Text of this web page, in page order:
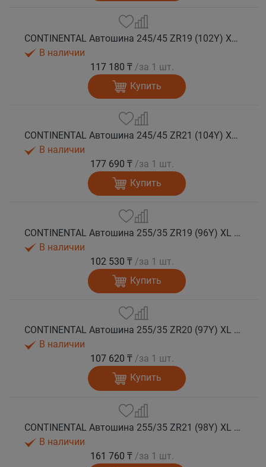
CONTINENTAL Автошина 245/45 ZR19 (102Y) XL FR SportContact 7 лето
В наличии
117 180 ₸ /за 1 шт.
Купить
CONTINENTAL Автошина 245/45 ZR21 (104Y) XL FR SportContact 7 лето
В наличии
177 690 ₸ /за 1 шт.
Купить
CONTINENTAL Автошина 255/35 ZR19 (96Y) XL FR SportContact 7 лето
В наличии
102 530 ₸ /за 1 шт.
Купить
CONTINENTAL Автошина 255/35 ZR20 (97Y) XL FR SportContact 7 лето
В наличии
107 620 ₸ /за 1 шт.
Купить
CONTINENTAL Автошина 255/35 ZR21 (98Y) XL FR SportContact 7 лето
В наличии
161 760 ₸ /за 1 шт.